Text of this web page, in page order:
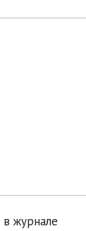
журнале